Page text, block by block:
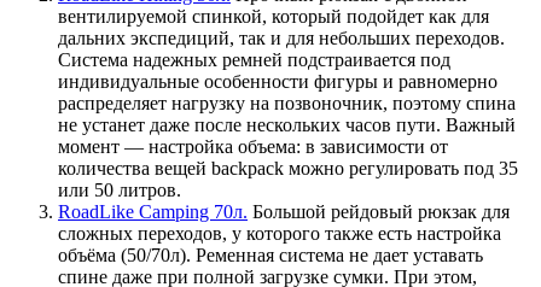
вентилируемой спинкой, который подойдет как для
дальних экспедиций, так и для небольших переходов.
Система надежных ремней подстраивается под
индивидуальные особенности фигуры и равномерно
распределяет нагрузку на позвоночник, поэтому спина
не устанет даже после нескольких часов пути. Важный
момент — настройка объема: в зависимости от
количества вещей backpack можно регулировать под 35
или 50 литров.
RoadLike Camping 70л. Большой рейдовый рюкзак для
сложных переходов, у которого также есть настройка
объёма (50/70л). Ременная система не дает уставать
спине даже при полной загрузке сумки. При этом,